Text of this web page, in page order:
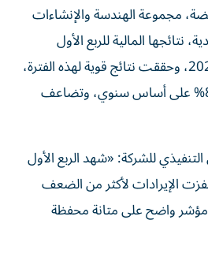
مجموعة الهندسة والإنشاءات
نتائجها المالية للربع الأول
المنتهي في 31 مارس 2026، وحققت نتائج قوية لهذه الفترة،
حيث ارتفعت إيراداتها 87% على أساس سنوي، وتضاعف
للشركة: «شهد الربع الأول
قفزت الإيرادات لأكثر من الضعف
مؤشر واضح على متانة محفظة